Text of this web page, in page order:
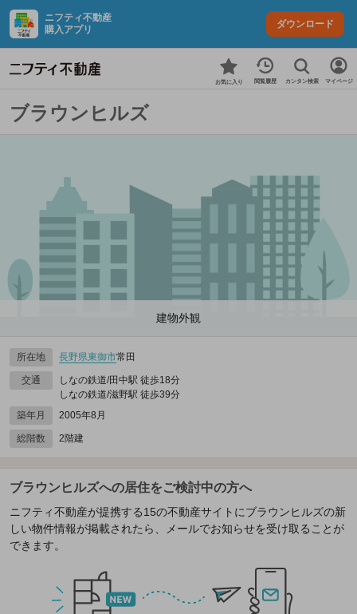
ニフティ不動産
購入アプリ
ダウンロード
お気に入り 閲覧履歴 カンタン検索 マイページ
ブラウンヒルズ
建物外観
所在地 長野県東御市常田
交通
しなの鉄道/田中駅 徒歩18分
しなの鉄道/滋野駅 徒歩39分
築年月
2005年8月
総階数 2階建
ブラウンヒルズへの居住をご検討中の方へ
ニフティ不動産が提携する15の不動産サイトにブラウンヒルズの新
しい物件情報が掲載されたら、メールでお知らせを受け取ることが
できます。